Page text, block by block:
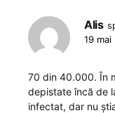
Alis
19 mai
70 din 40.000. În
depistate încă de
infectat, dar nu